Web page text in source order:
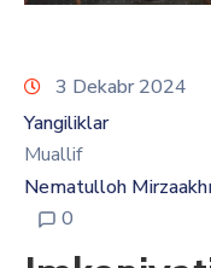
3 Dekabr 2024
Yangiliklar
Muallif
Nematulloh
0